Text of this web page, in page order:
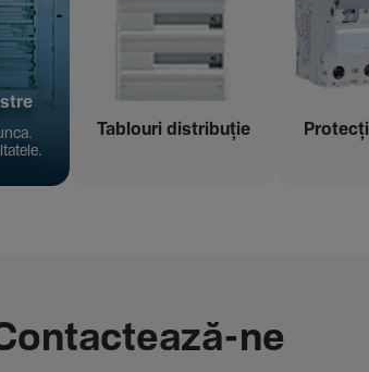
Tablouri distribuție
ne